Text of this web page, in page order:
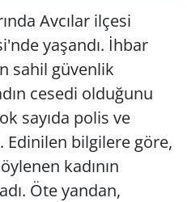
Avcılar ilçesi
yaşandı. İhbar
sahil güvenlik
cesedi olduğunu
sayıda polis ve
Edinilen bilgilere göre,
kadının
Öte yandan,